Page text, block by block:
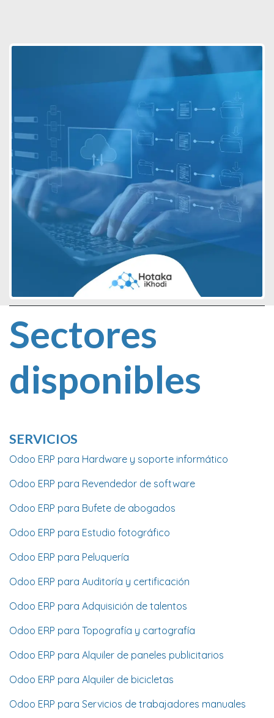
Sectores
disponibles
SERVICIOS
Odoo ERP para Hardware y soporte informático
Odoo ERP para Revendedor de software
Odoo ERP para Bufete de abogados
Odoo ERP para Estudio fotográfico
Odoo ERP para Peluquería
Odoo ERP para Auditoría y certificación
Odoo ERP para Adquisición de talentos
Odoo ERP para Topografía y cartografía
Odoo ERP para Alquiler de paneles publicitarios
Odoo ERP para Alquiler de bicicletas
Odoo ERP para Servicios de trabajadores manuales